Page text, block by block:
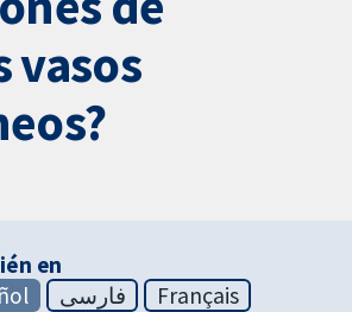
vasos
en
فارسی
Français